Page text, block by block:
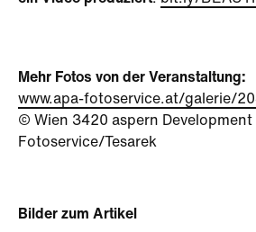
Mehr Fotos von der Veranstaltung:
www.apa-fotoservice.at/galerie/
© Wien 3420 aspern Development
Fotoservice/Tesarek
Bilder zum Artikel